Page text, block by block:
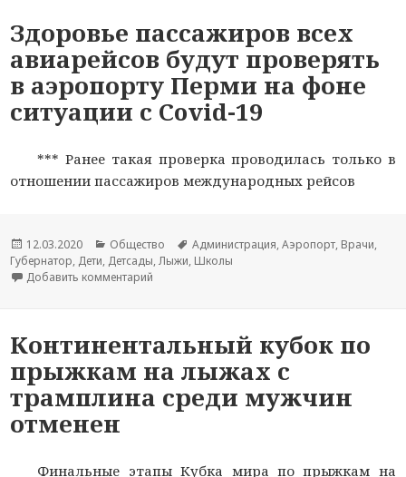
Здоровье пассажиров всех
авиарейсов будут проверять
в аэропорту Перми на фоне
ситуации с Covid-19
*** Ранее такая проверка проводилась только в
отношении пассажиров международных рейсов
Опубликовано
12.03.2020 Рубрики
Общество Метки
Администрация,Аэропорт, Врачи,
Губернатор, Дети, Детсады,Лыжи, Школы
Добавить комментарий
Континентальный кубок по
прыжкам на лыжах с
трамплина среди мужчин
отменен
Финальные этапы Кубка мира по прыжкам на